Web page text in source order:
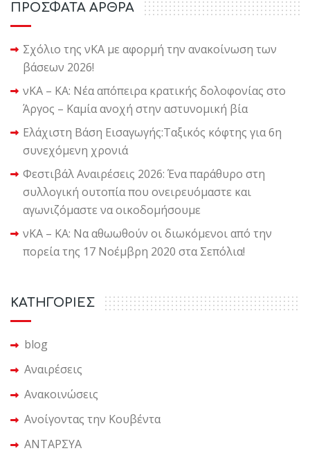
ΠΡΟΣΦΑΤΑ ΑΡΘΡΑ
Σχόλιο της νΚΑ με αφορμή την ανακοίνωση των
βάσεων 2026!
νΚΑ – ΚΑ: Νέα απόπειρα κρατικής δολοφονίας στο
Άργος – Καμία ανοχή στην αστυνομική βία
Ελάχιστη Βάση Εισαγωγής:Ταξικός κόφτης για 6η
συνεχόμενη χρονιά
Φεστιβάλ Αναιρέσεις 2026: Ένα παράθυρο στη
συλλογική ουτοπία που ονειρευόμαστε και
αγωνιζόμαστε να οικοδομήσουμε
νΚΑ – ΚΑ: Να αθωωθούν οι διωκόμενοι από την
πορεία της 17 Νοέμβρη 2020 στα Σεπόλια!
KΑΤΗΓΟΡΙΕΣ
blog
Αναιρέσεις
Ανακοινώσεις
Ανοίγοντας την Κουβέντα
ΑΝΤΑΡΣΥΑ